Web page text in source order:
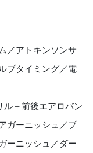
／アトキンソンサ
ブタイミング／電
＋前後エアロバン
ガーニッシュ／ブ
ーニッシュ／ダー